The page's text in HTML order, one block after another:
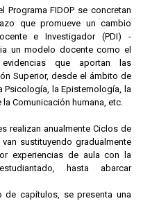
FIDOP se concretan
que promueve un cambio
e Investigador (PDI) -
un modelo docente como el
que aportan las
Superior, desde el ámbito de
Psicología, la Epistemología, la
Comunicación humana, etc.
realizan anualmente Ciclos de
sustituyendo gradualmente
experiencias de aula con la
hasta abarcar
capítulos, se presenta una